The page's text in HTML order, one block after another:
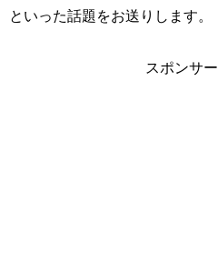
といった話題をお送りします。
スポンサ